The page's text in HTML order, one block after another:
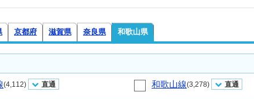
京都府 滋賀県 奈良県 和歌山県
(4,112) 直通 和歌山線(3,278) 直通